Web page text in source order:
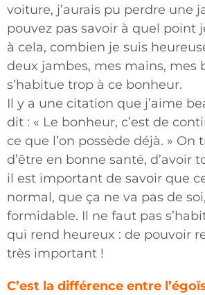
voiture, j’aurais pu perdre une
pouvez pas savoir à quel point
à cela, combien je suis
deux jambes, mes mains, mes
s’habitue trop à ce bonheur.
Il y a une citation que j’aime
dit : « Le bonheur, c’est de
ce que l’on possède déjà. » On
d’être en bonne santé, d’avoir
il est important de savoir que
normal, que ça ne va pas de
formidable. Il ne faut pas
qui rend heureux : de pouvoir
très important !
C’est la différence entre